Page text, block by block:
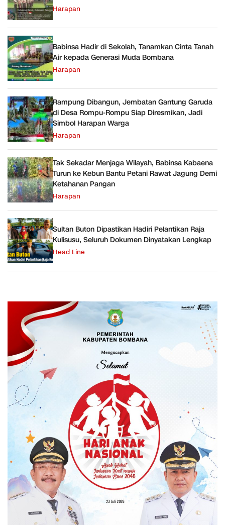
Harapan
Babinsa Hadir di Sekolah, Tanamkan Cinta Tanah
Air kepada Generasi Muda Bombana
Harapan
Rampung Dibangun, Jembatan Gantung Garuda
di Desa Rompu-Rompu Siap Diresmikan, Jadi
Simbol Harapan Warga
Harapan
Tak Sekadar Menjaga Wilayah, Babinsa Kabaena
Turun ke Kebun Bantu Petani Rawat Jagung Demi
Ketahanan Pangan
Harapan
Sultan Buton Dipastikan Hadiri Pelantikan Raja
Kulisusu, Seluruh Dokumen Dinyatakan Lengkap
Head Line